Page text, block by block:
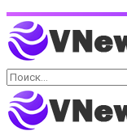
Найти: